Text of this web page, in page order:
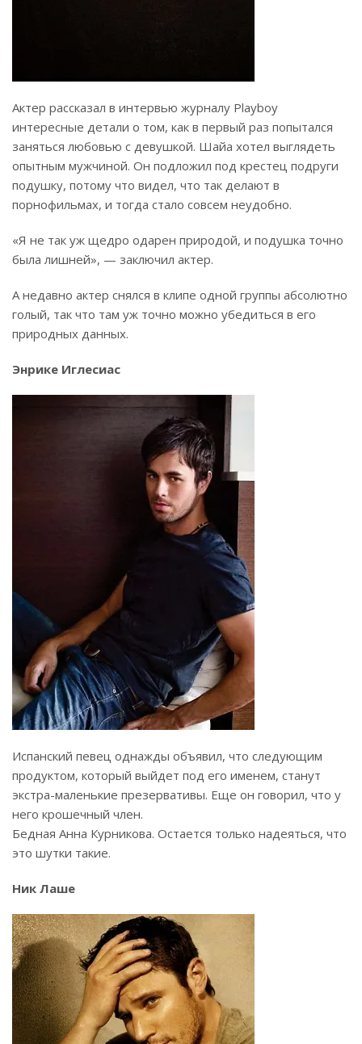
Актер рассказал в интервью журналу Playboy
интересные детали о том, как в первый раз попытался
заняться любовью с девушкой. Шайа хотел выглядеть
опытным мужчиной. Он подложил под крестец подруги
подушку, потому что видел, что так делают в
порнофильмах, и тогда стало совсем неудобно.
«Я не так уж щедро одарен природой, и подушка точно
была лишней», — заключил актер.
А недавно актер снялся в клипе одной группы абсолютно
голый, так что там уж точно можно убедиться в его
природных данных.
Энрике Иглесиас
Испанский певец однажды объявил, что следующим
продуктом, который выйдет под его именем, станут
экстра-маленькие презервативы. Еще он говорил, что у
него крошечный член.
Бедная Анна Курникова. Остается только надеяться, что
это шутки такие.
Ник Лаше